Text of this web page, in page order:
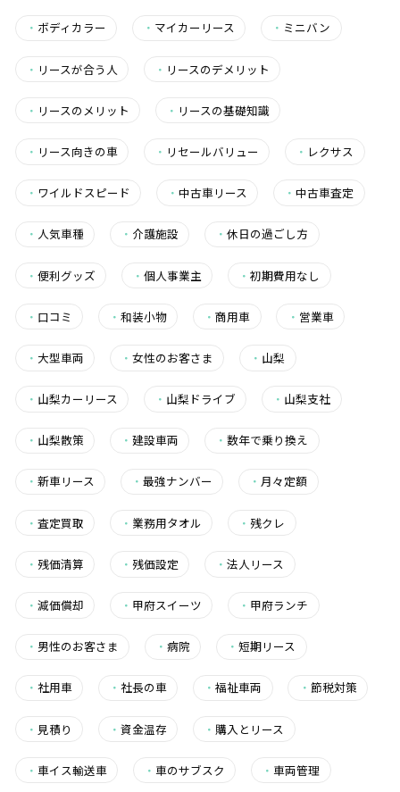
・ ボディカラー ・ マイカーリース ・ ミニバン
・ リースが合う人 ・ リースのデメリット
・ リースのメリット ・ リースの基礎知識
・ リース向きの車 ・ リセールバリュー ・ レクサス
・ ワイルドスピード ・中古車リース ・中古車査定
・ 人気車種 ・ 介護施設 ・休日の過ごし方
・ 便利グッズ ・個人事業主 ・初期費用なし
・ 口コミ ・和装小物 ・商用車 ・ 営業車
・ 大型車両 ・女性のお客さま ・ 山梨
・ 山梨カーリース ・ 山梨ドライブ ・ 山梨支社
・ 山梨散策 ・建設車両 ・数年で乗り換え
・ 新車リース ・最強ナンバー ・ 月々定額
・ 査定買取 ・ 業務用タオル ・ 残クレ
・ 残価清算 ・ 残価設定 ・法人リース
・ 減価償却 ・ 甲府スイーツ ・ 甲府ランチ
・ 男性のお客さま ・病院 ・短期リース
・ 社用車 ・社長の車 ・福祉車両 ・ 節税対策
・ 見積り ・資金温存 ・ 購入とリース
・ 車イス輸送車 ・ 車のサブスク ・ 車両管理